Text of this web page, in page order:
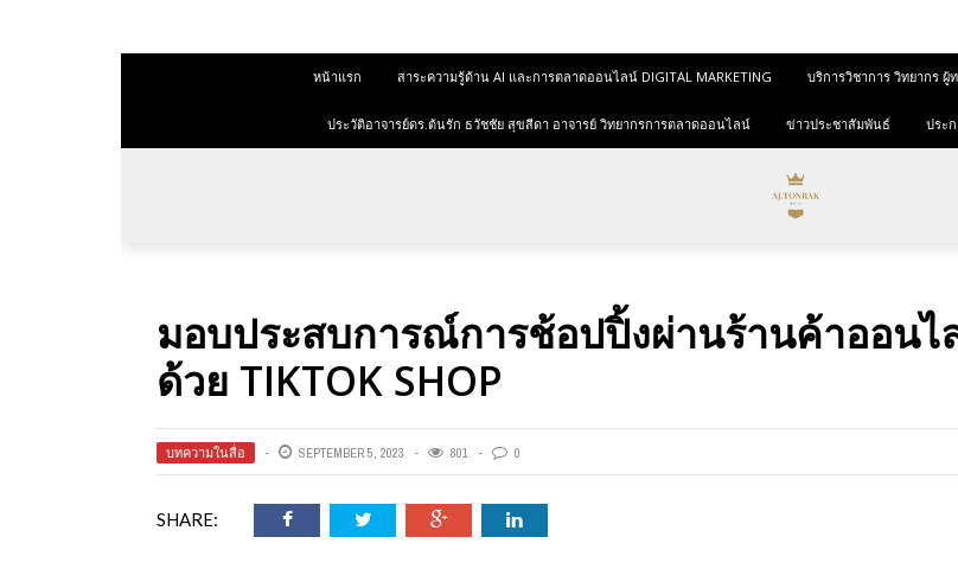
หน้าแรก สาระความรู้ด้าน AI และการตลาดออนไลน์ DIGITAL MARKETING บริการวิชาการ วิทยากร
ประวัติอาจารย์ดร.ต้นรัก ธวัชชัย สุขสีดา อาจารย์ วิทยากรการตลาดออนไลน์ ข่าวประชาสัมพันธ์ ประ
มอบประสบการณ์การช้อปปิ้งผ่านร้านค้าออนไ
ด้วย TIKTOK SHOP
บทความในสื่อ SEPTEMBER 5, 2023 801 0
SHARE: